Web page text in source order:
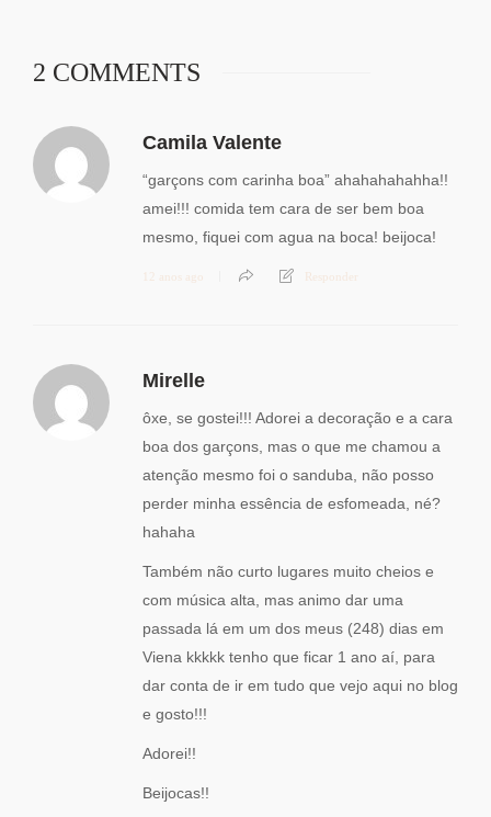
2 COMMENTS
Camila Valente
“garçons com carinha boa” ahahahahahha!!
amei!!! comida tem cara de ser bem boa
mesmo, fiquei com agua na boca! beijoca!
12 anos ago Responder
Mirelle
ôxe, se gostei!!! Adorei a decoração e a cara
boa dos garçons, mas o que me chamou a
atenção mesmo foi o sanduba, não posso
perder minha essência de esfomeada, né?
hahaha
Também não curto lugares muito cheios e
com música alta, mas animo dar uma
passada lá em um dos meus (248) dias em
Viena kkkkk tenho que ficar 1 ano aí, para
dar conta de ir em tudo que vejo aqui no blog
e gosto!!!
Adorei!!
Beijocas!!